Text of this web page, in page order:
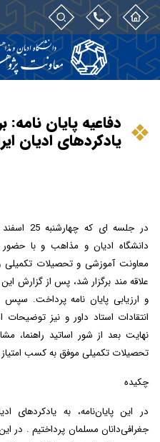
دفاعیه پایان
یادکردهای ادیان
در جلسه ای که چهارشنبه25 اسفند 89 ماه
دانشگاه ادیان و مذاهب و با حضور
معاونت آموزشی و تحصیلات تکمیلی
علاقه مند برگزار شد، پس از گزارش این
و ارزیابی پایان نامه پرداخت. سپس
انتقادات استاد داور و نیز
نهایت بعد از شور اساتید راهنما،
تحصیلات تکمیلی موفق به کسب امتیاز
چکیده
در این پایان‌نامه، به یادکردهای
جغرافی‌دانان مسلمان پرداختیم . در